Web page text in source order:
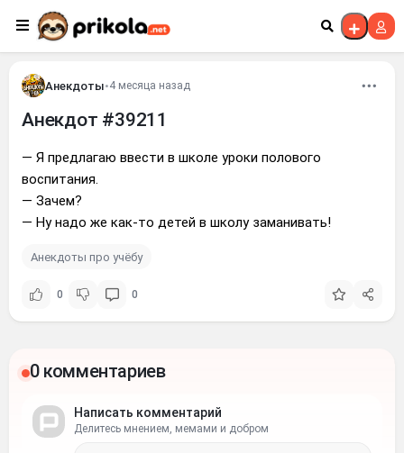
Перейти к контенту
Анекдоты•4 месяца назад
Анекдот #39211
— Я предлагаю ввести в школе уроки полового
воспитания.
— Зачем?
— Ну надо же как-то детей в школу заманивать!
Анекдоты про учёбу
0 0
0 комментариев
Написать комментарий
Делитесь мнением, мемами и добром